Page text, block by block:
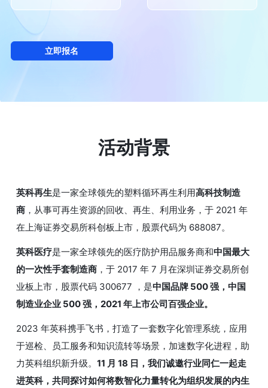
立即报名
活动背景
英科再生是一家全球领先的塑料循环再生利用高科技制造
商，从事可再生资源的回收、再生、利用业务，于 2021 年
在上海证券交易所科创板上市，股票代码为 688087。
英科医疗是一家全球领先的医疗防护用品服务商和中国最大
的一次性手套制造商，于 2017 年 7 月在深圳证券交易所创
业板上市，股票代码 300677 ，是中国品牌 500 强，中国
制造业企业 500 强，2021 年上市公司百强企业。
2023 年英科携手飞书，打造了一套数字化管理系统，应用
于巡检、员工服务和知识流转等场景，加速数字化进程，助
力英科组织新升级。 11 月 18 日，我们诚邀行业同仁一起走
进英科，共同探讨如何将数智化力量转化为组织发展的内生